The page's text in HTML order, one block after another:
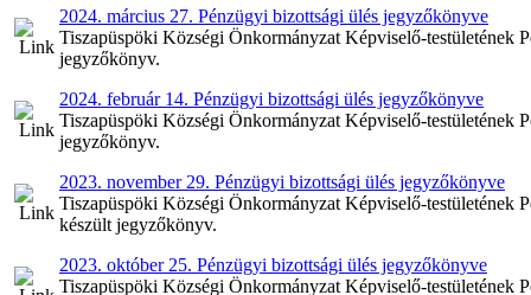
2024. március 27. Pénzügyi bizottsági ülés jegyzőkönyve
Tiszapüspöki Községi Önkormányzat Képviselő-testületének
jegyzőkönyv.
2024. február 14. Pénzügyi bizottsági ülés jegyzőkönyve
Tiszapüspöki Községi Önkormányzat Képviselő-testületének
jegyzőkönyv.
2023. november 29. Pénzügyi bizottsági ülés jegyzőkönyve
Tiszapüspöki Községi Önkormányzat Képviselő-testületének
készült jegyzőkönyv.
2023. október 25. Pénzügyi bizottsági ülés jegyzőkönyve
Tiszapüspöki Községi Önkormányzat Képviselő-testületének